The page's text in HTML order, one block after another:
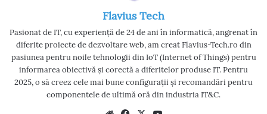
Flavius Tech
Pasionat de IT, cu experiență de 24 de ani în informatică, angrenat în
diferite proiecte de dezvoltare web, am creat Flavius-Tech.ro din
pasiunea pentru noile tehnologii din IoT (Internet of Things) pentru
informarea obiectivă și corectă a diferitelor produse IT. Pentru
2025, o să creez cele mai bune configurații și recomandări pentru
componentele de ultimă oră din industria IT&C.